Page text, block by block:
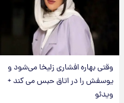
وقتی بهاره افشاری زلیخا می‌شود و
یوسفش را در اتاق حبس می کند +
ویدئو